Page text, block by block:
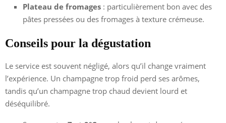
Plateau de fromages : particulièrement bon avec des
pâtes pressées ou des fromages à texture crémeuse.
Conseils pour la dégustation
Le service est souvent négligé, alors qu’il change vraiment
l’expérience. Un champagne trop froid perd ses arômes,
tandis qu’un champagne trop chaud devient lourd et
déséquilibré.